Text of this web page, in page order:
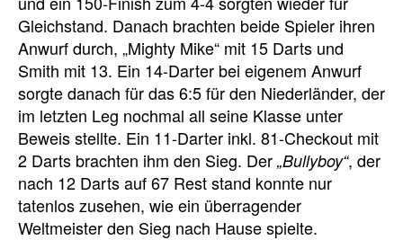
Gleichstand. Danach brachten beide Spieler ihren
Anwurf durch, „Mighty Mike“ mit 15 Darts und
Smith mit 13. Ein 14-Darter bei eigenem Anwurf
sorgte danach für das 6:5 für den Niederländer, der
im letzten Leg nochmal all seine Klasse unter
Beweis stellte. Ein 11-Darter inkl. 81-Checkout mit
2 Darts brachten ihm den Sieg. Der „Bullyboy“, der
nach 12 Darts auf 67 Rest stand konnte nur
tatenlos zusehen, wie ein überragender
Weltmeister den Sieg nach Hause spielte.